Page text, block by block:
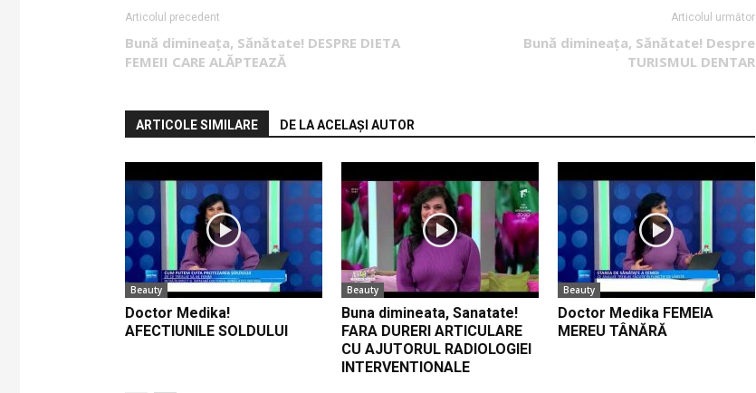
Articolul precedent
Bună dimineața, Sănătate! DESPRE DIETA
FEMEII CARE ALĂPTEAZĂ
Articolul următor
Bună dimineața, Sănătate! Despre
TURISMUL DENTAR
ARTICOLE SIMILARE DE LA ACELAȘI AUTOR
Beauty
Doctor Medika!
AFECTIUNILE SOLDULUI
Beauty
Buna dimineata, Sanatate!
FARA DURERI ARTICULARE
CU AJUTORUL RADIOLOGIEI
INTERVENTIONALE
Beauty
Doctor Medika FEMEIA
MEREU TÂNĂRĂ